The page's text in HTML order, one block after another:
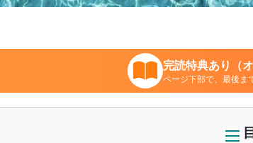
完読特典あり（
ページ下部で、最後ま